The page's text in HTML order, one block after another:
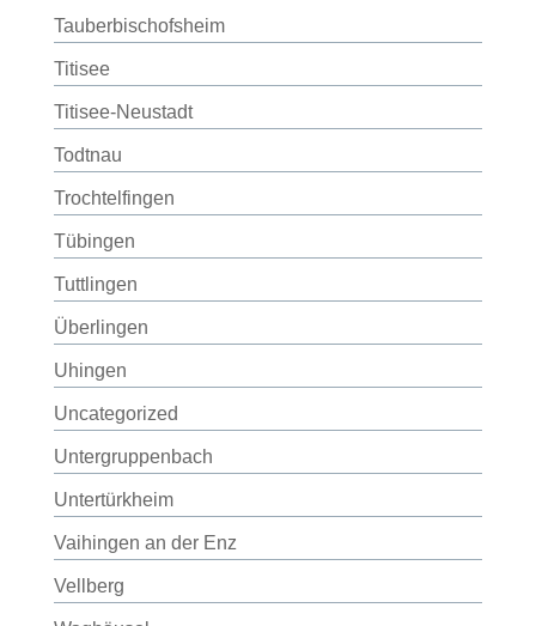
Tauberbischofsheim
Titisee
Titisee-Neustadt
Todtnau
Trochtelfingen
Tübingen
Tuttlingen
Überlingen
Uhingen
Uncategorized
Untergruppenbach
Untertürkheim
Vaihingen an der Enz
Vellberg